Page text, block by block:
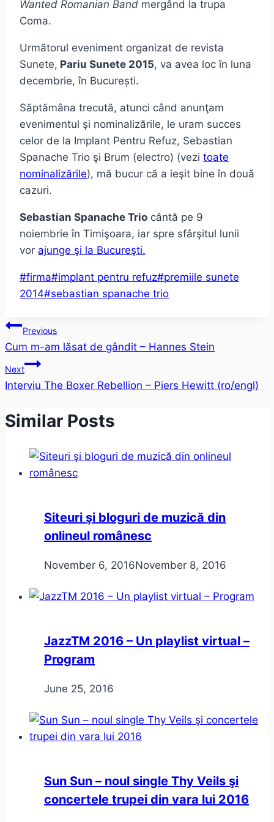
Wanted Romanian Band mergând la trupa
Coma.
Următorul eveniment organizat de revista
Sunete, Pariu Sunete 2015, va avea loc în luna
decembrie, în București.
Săptămâna trecută, atunci când anunţam
evenimentul şi nominalizările, le uram succes
celor de la Implant Pentru Refuz, Sebastian
Spanache Trio şi Brum (electro) (vezi toate
nominalizările), mă bucur că a ieşit bine în două
cazuri.
Sebastian Spanache Trio cântă pe 9
noiembrie în Timişoara, iar spre sfârşitul lunii
vor ajunge şi la Bucureşti.
Post
Tags:
#firma#implant pentru refuz#premiile sunete
2014#sebastian spanache trio
Post
navigation
Previous
Cum m-am lăsat de gândit – Hannes Stein
Next
Interviu The Boxer Rebellion – Piers Hewitt (ro/engl)
Similar Posts
Siteuri şi bloguri de muzică din
onlineul românesc
November 6, 2016November 8, 2016
JazzTM 2016 – Un playlist virtual –
Program
June 25, 2016
Sun Sun – noul single Thy Veils şi
concertele trupei din vara lui 2016